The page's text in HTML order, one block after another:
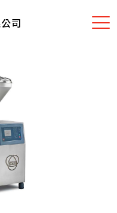
司